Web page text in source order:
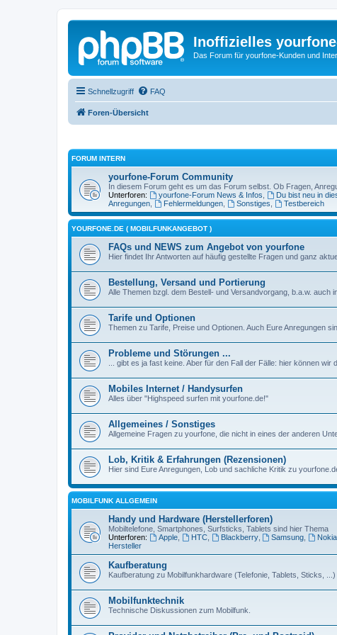
Inoffizielles
Das Forum für yourfone-Kunden und
Schnellzugriff FAQ
Foren-Übersicht
FORUM INTERN
yourfone-Forum Community
In diesem Forum geht es um das Forum selbst. Ob Fragen,
Unterforen:
yourfone-Forum News & Infos Du bist neu in
Anregungen
Fehlermeldungen, Sonstiges Testbereich
YOURFONE.DE ( MOBILFUNKANGEBOT )
FAQs und NEWS zum Angebot von yourfone
Hier findet Ihr Antworten auf häufig gestellte Fragen und ganz
Bestellung, Versand und Portierung
Alle Themen bzgl. dem Bestell- und Versandvorgang, b.a.w. auch
Tarife und Optionen
Themen zu Tarife, Preise und Optionen. Auch Eure Anregungen
Probleme und Störungen ...
... gibt es ja fast keine. Aber für den Fall der Fälle: hier können wir
Mobiles Internet / Handysurfen
Alles über "Highspeed surfen mit yourfone.de!"
Allgemeines / Sonstiges
Allgemeine Fragen zu yourfone, die nicht in eines der anderen
Lob, Kritik & Erfahrungen (Rezensionen)
Hier sind Eure Anregungen, Lob und sachliche Kritik zu
MOBILFUNK ALLGEMEIN
Handy und Hardware (Herstellerforen)
Mobiltelefone, Smartphones, Surfsticks, Tablets sind hier Thema
Unterforen:
Apple, HTC, Blackberry, Samsung Nokia
Hersteller
Kaufberatung
Kaufberatung zu Mobilfunkhardware (Telefonie, Tablets, Sticks, ...)
Mobilfunktechnik
Technische Diskussionen zum Mobilfunk.